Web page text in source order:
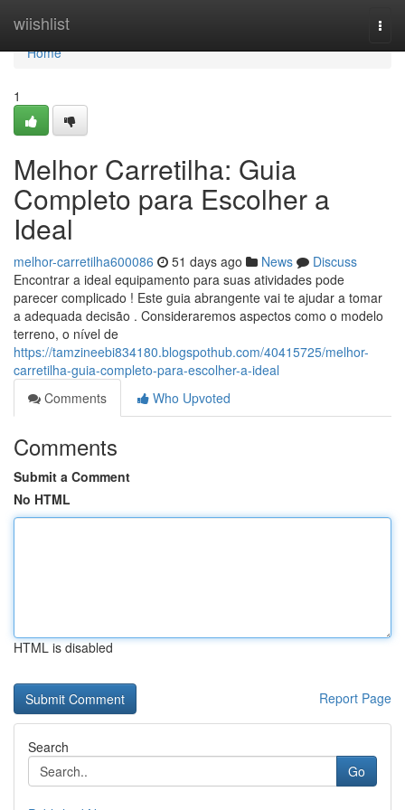
wiishlist
Home
Home
1
Melhor Carretilha: Guia
Completo para Escolher a
Ideal
melhor-carretilha600086 51 days ago News
Discuss
Encontrar a ideal equipamento para suas atividades pode
parecer complicado ! Este guia abrangente vai te ajudar a tomar
a adequada decisão . Consideraremos aspectos como o modelo
terreno, o nível de
https://tamzineebi834180.blogspothub.com/40415725/melhor-
carretilha-guia-completo-para-escolher-a-ideal
Comments
Who Upvoted
Comments
Submit a Comment
No HTML
HTML is disabled
Report Page
Search
Go